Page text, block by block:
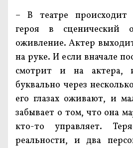
– В театре происходит
героя в сценический
оживление. Актер
на руке. И если вначале
смотрит и на актера,
буквально через
его глазах оживают, и
забывает о том, что она
кто-то управляет.
реальности, и два